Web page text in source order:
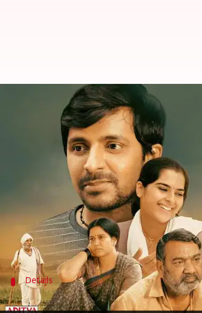
బలగం సినిమాకు
Sriram Pranateja Apr 11, 2023
ఈ వార్తాకథనం ఏంటి
చిన్న సినిమాగా విడుదలై పెద్ద విజయాలు
దానికి ఎంతో కొంత అదృష్టం ఉండాలి.
జబర్దస్త్ కామెడీ షోతో ప్రేక్షకులకు
మానవ సంబంధాలు, అన్నదమ్ముల మధ్య
Details
బలగం చిత్రానికి 9అవార్డులు